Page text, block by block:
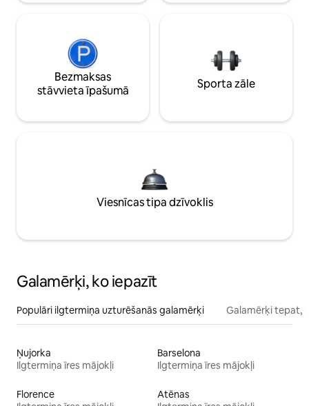
Bezmaksas
stāvvieta īpašumā
Sporta zāle
Viesnīcas tipa dzīvoklis
Galamērķi, ko iepazīt
Populāri ilgtermiņa uzturēšanās galamērķi Galamērķi tepat,
Ņujorka
Ilgtermiņa īres mājokļi
Barselona
Ilgtermiņa īres mājokļi
Florence
Atēnas